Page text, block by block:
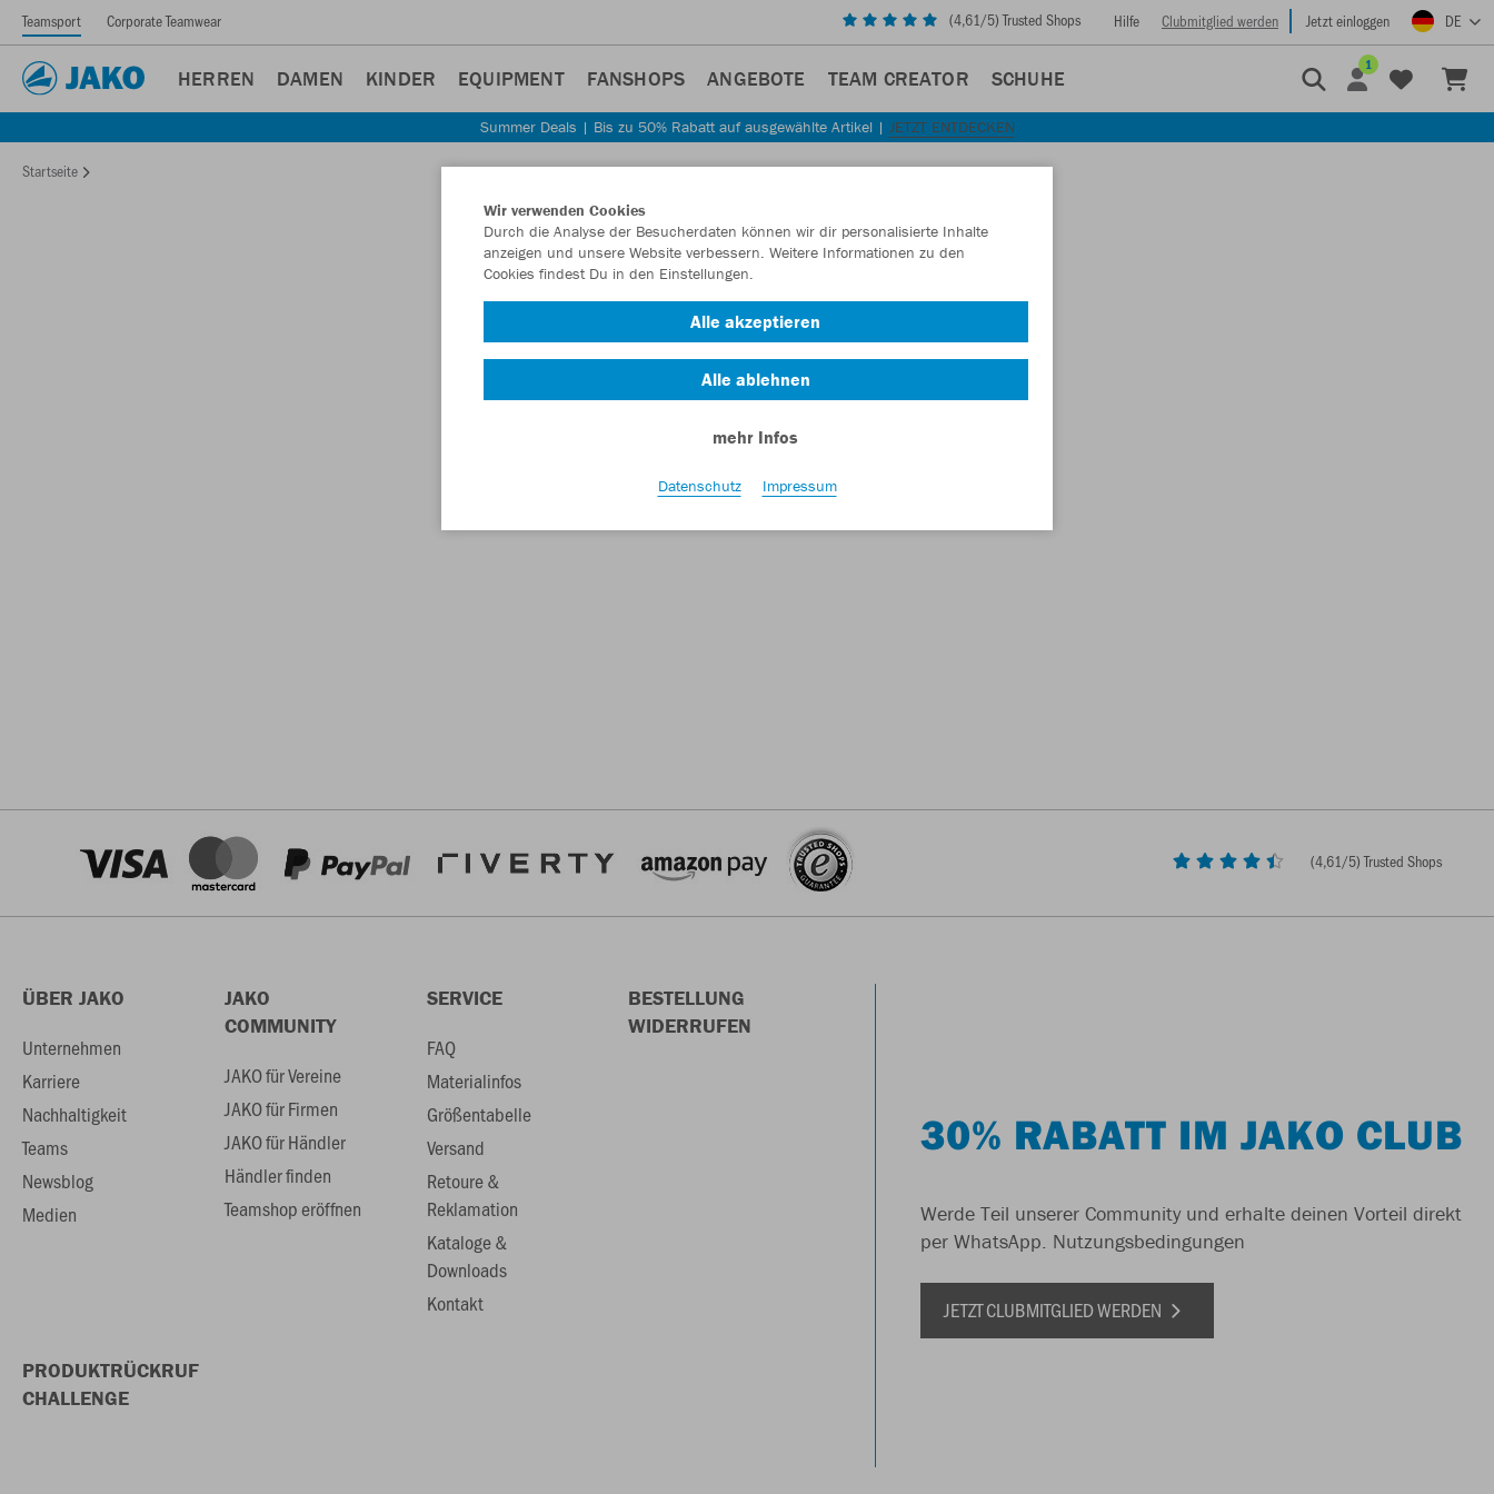
Teamsport Corporate Teamwear (4,61/5) Trusted Shops Hilfe Clubmitglied werden Jetzt einloggen DE
HERREN DAMEN KINDER EQUIPMENT FANSHOPS ANGEBOTE TEAM CREATOR SCHUHE
1
Summer Deals | Bis zu 50% Rabatt auf ausgewählte Artikel | JETZT ENTDECKEN
Startseite
(4,61/5) Trusted Shops
ÜBER JAKO
Unternehmen
Karriere
Nachhaltigkeit
Teams
Newsblog
Medien
JAKO
COMMUNITY
JAKO für Vereine
JAKO für Firmen
JAKO für Händler
Händler finden
Teamshop eröffnen
SERVICE
FAQ
Materialinfos
Größentabelle
Versand
Retoure &
Reklamation
Kataloge &
Downloads
Kontakt
BESTELLUNG
WIDERRUFEN
PRODUKTRÜCKRUF
CHALLENGE
30% RABATT IM JAKO CLUB
Werde Teil unserer Community und erhalte deinen Vorteil direkt
per WhatsApp. Nutzungsbedingungen
JETZT CLUBMITGLIED WERDEN
Wir verwenden Cookies
Durch die Analyse der Besucherdaten können wir dir personalisierte Inhalte
anzeigen und unsere Website verbessern. Weitere Informationen zu den
Cookies findest Du in den Einstellungen.
Alle akzeptieren
Alle ablehnen
mehr Infos
Datenschutz Impressum